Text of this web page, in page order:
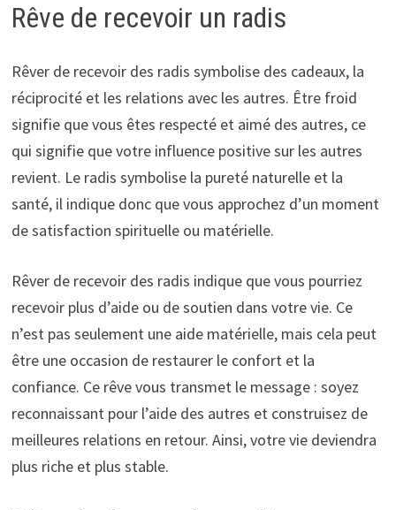
Rêve de recevoir un radis
Rêver de recevoir des radis symbolise des cadeaux, la
réciprocité et les relations avec les autres. Être froid
signifie que vous êtes respecté et aimé des autres, ce
qui signifie que votre influence positive sur les autres
revient. Le radis symbolise la pureté naturelle et la
santé, il indique donc que vous approchez d’un moment
de satisfaction spirituelle ou matérielle.
Rêver de recevoir des radis indique que vous pourriez
recevoir plus d’aide ou de soutien dans votre vie. Ce
n’est pas seulement une aide matérielle, mais cela peut
être une occasion de restaurer le confort et la
confiance. Ce rêve vous transmet le message : soyez
reconnaissant pour l’aide des autres et construisez de
meilleures relations en retour. Ainsi, votre vie deviendra
plus riche et plus stable.